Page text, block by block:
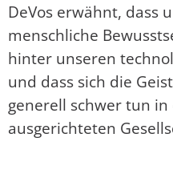
DeVos erwähnt, dass
menschliche
hinter unseren
und dass sich die
generell schwer tun
ausgerichteten